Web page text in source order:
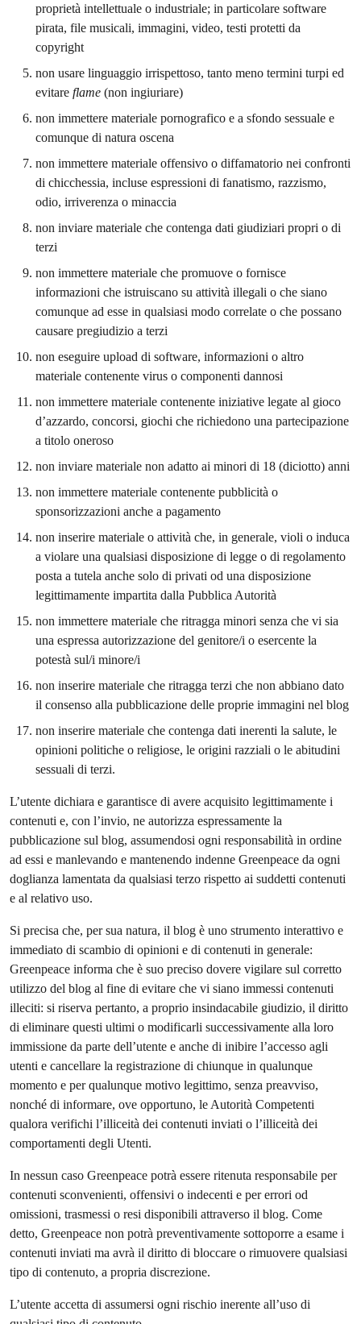
proprietà intellettuale o industriale; in particolare software
pirata, file musicali, immagini, video, testi protetti da
copyright
non usare linguaggio irrispettoso, tanto meno termini turpi ed
evitare flame (non ingiuriare)
non immettere materiale pornografico e a sfondo sessuale e
comunque di natura oscena
non immettere materiale offensivo o diffamatorio nei confronti
di chicchessia, incluse espressioni di fanatismo, razzismo,
odio, irriverenza o minaccia
non inviare materiale che contenga dati giudiziari propri o di
terzi
non immettere materiale che promuove o fornisce
informazioni che istruiscano su attività illegali o che siano
comunque ad esse in qualsiasi modo correlate o che possano
causare pregiudizio a terzi
non eseguire upload di software, informazioni o altro
materiale contenente virus o componenti dannosi
non immettere materiale contenente iniziative legate al gioco
d’azzardo, concorsi, giochi che richiedono una partecipazione
a titolo oneroso
non inviare materiale non adatto ai minori di 18 (diciotto) anni
non immettere materiale contenente pubblicità o
sponsorizzazioni anche a pagamento
non inserire materiale o attività che, in generale, violi o induca
a violare una qualsiasi disposizione di legge o di regolamento
posta a tutela anche solo di privati od una disposizione
legittimamente impartita dalla Pubblica Autorità
non immettere materiale che ritragga minori senza che vi sia
una espressa autorizzazione del genitore/i o esercente la
potestà sul/i minore/i
non inserire materiale che ritragga terzi che non abbiano dato
il consenso alla pubblicazione delle proprie immagini nel blog
non inserire materiale che contenga dati inerenti la salute, le
opinioni politiche o religiose, le origini razziali o le abitudini
sessuali di terzi.
L’utente dichiara e garantisce di avere acquisito legittimamente i
contenuti e, con l’invio, ne autorizza espressamente la
pubblicazione sul blog, assumendosi ogni responsabilità in ordine
ad essi e manlevando e mantenendo indenne Greenpeace da ogni
doglianza lamentata da qualsiasi terzo rispetto ai suddetti contenuti
e al relativo uso.
Si precisa che, per sua natura, il blog è uno strumento interattivo e
immediato di scambio di opinioni e di contenuti in generale:
Greenpeace informa che è suo preciso dovere vigilare sul corretto
utilizzo del blog al fine di evitare che vi siano immessi contenuti
illeciti: si riserva pertanto, a proprio insindacabile giudizio, il diritto
di eliminare questi ultimi o modificarli successivamente alla loro
immissione da parte dell’utente e anche di inibire l’accesso agli
utenti e cancellare la registrazione di chiunque in qualunque
momento e per qualunque motivo legittimo, senza preavviso,
nonché di informare, ove opportuno, le Autorità Competenti
qualora verifichi l’illiceità dei contenuti inviati o l’illiceità dei
comportamenti degli Utenti.
In nessun caso Greenpeace potrà essere ritenuta responsabile per
contenuti sconvenienti, offensivi o indecenti e per errori od
omissioni, trasmessi o resi disponibili attraverso il blog. Come
detto, Greenpeace non potrà preventivamente sottoporre a esame i
contenuti inviati ma avrà il diritto di bloccare o rimuovere qualsiasi
tipo di contenuto, a propria discrezione.
L’utente accetta di assumersi ogni rischio inerente all’uso di